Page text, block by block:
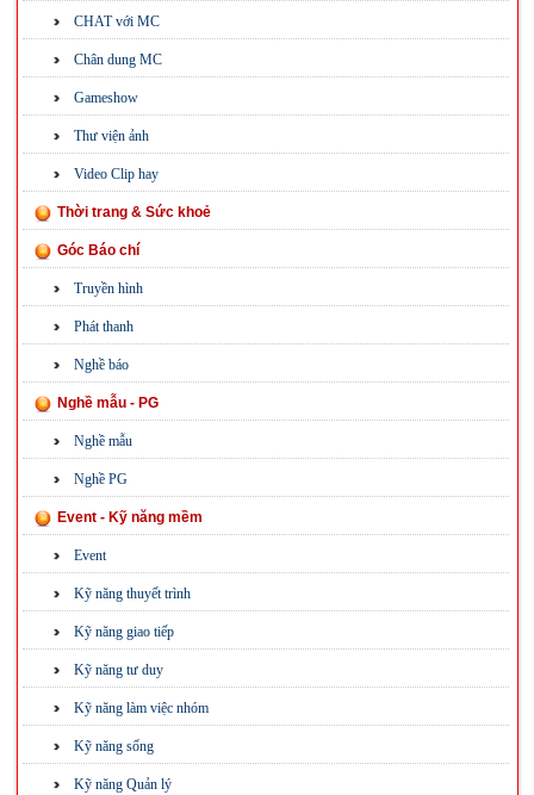
CHAT với MC
Chân dung MC
Gameshow
Thư viện ảnh
Video Clip hay
Thời trang & Sức khoẻ
Góc Báo chí
Truyền hình
Phát thanh
Nghề báo
Nghề mẫu - PG
Nghề mẫu
Nghề PG
Event - Kỹ năng mềm
Event
Kỹ năng thuyết trình
Kỹ năng giao tiếp
Kỹ năng tư duy
Kỹ năng làm việc nhóm
Kỹ năng sống
Kỹ năng Quản lý